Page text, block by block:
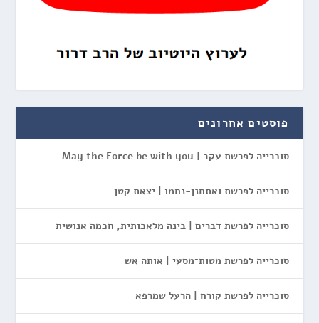
פוסטים אחרונים
סוכרייה לפרשת עקב | May the Force be with you
סוכרייה לפרשת ואתחנן-נחמו | יצאת קטן
סוכרייה לפרשת דברים | בינה מלאכותית, חכמה אנושית
סוכרייה לפרשת מטות־מסעי | אותה אש
סוכרייה לפרשת קורח | הרעל שמרפא